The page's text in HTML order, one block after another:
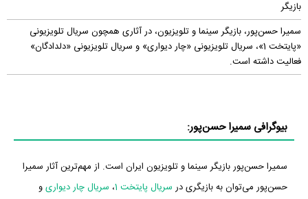
بازیگر
سمیرا حسن‌پور، بازیگر سینما و تلویزیون، در آثاری همچون سریال تلویزیونی
«پایتخت 1»، سریال تلویزیونی «چار دیواری» و سریال تلویزیونی «دلدادگان»
فعالیت داشته است.
بیوگرافی سمیرا حسن‌پور:
سمیرا حسن‌پور بازیگر سینما و تلویزیون ایران است. از مهم‌ترین آثار سمیرا
حسن‌پور می‌توان به بازیگری در سریال پایتخت 1 ، سریال چار دیواریو